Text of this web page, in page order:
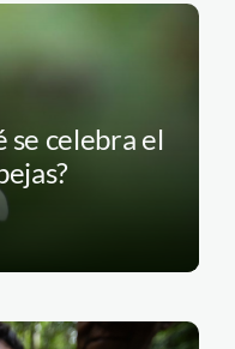
se celebra el